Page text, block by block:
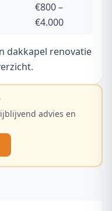
€800 –
€4.000
dakkapel renovatie
advies en